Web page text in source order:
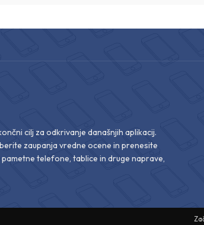
cilj za odkrivanje današnjih aplikacij.
zaupanja vredne ocene in prenesite
telefone, tablice in druge naprave,